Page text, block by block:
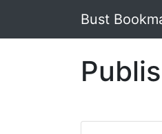
Bust